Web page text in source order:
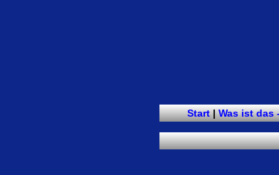
Start|Was ist das